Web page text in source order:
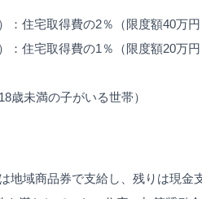
：住宅取得費の2％（限度額40万円
：住宅取得費の1％（限度額20万円
歳未満の子がいる世帯）
地域商品券で支給し、残りは現金